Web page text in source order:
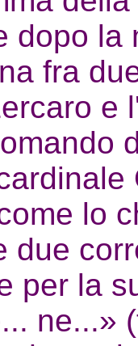
dopo la
fra
e
lo
due
per la
ne...»